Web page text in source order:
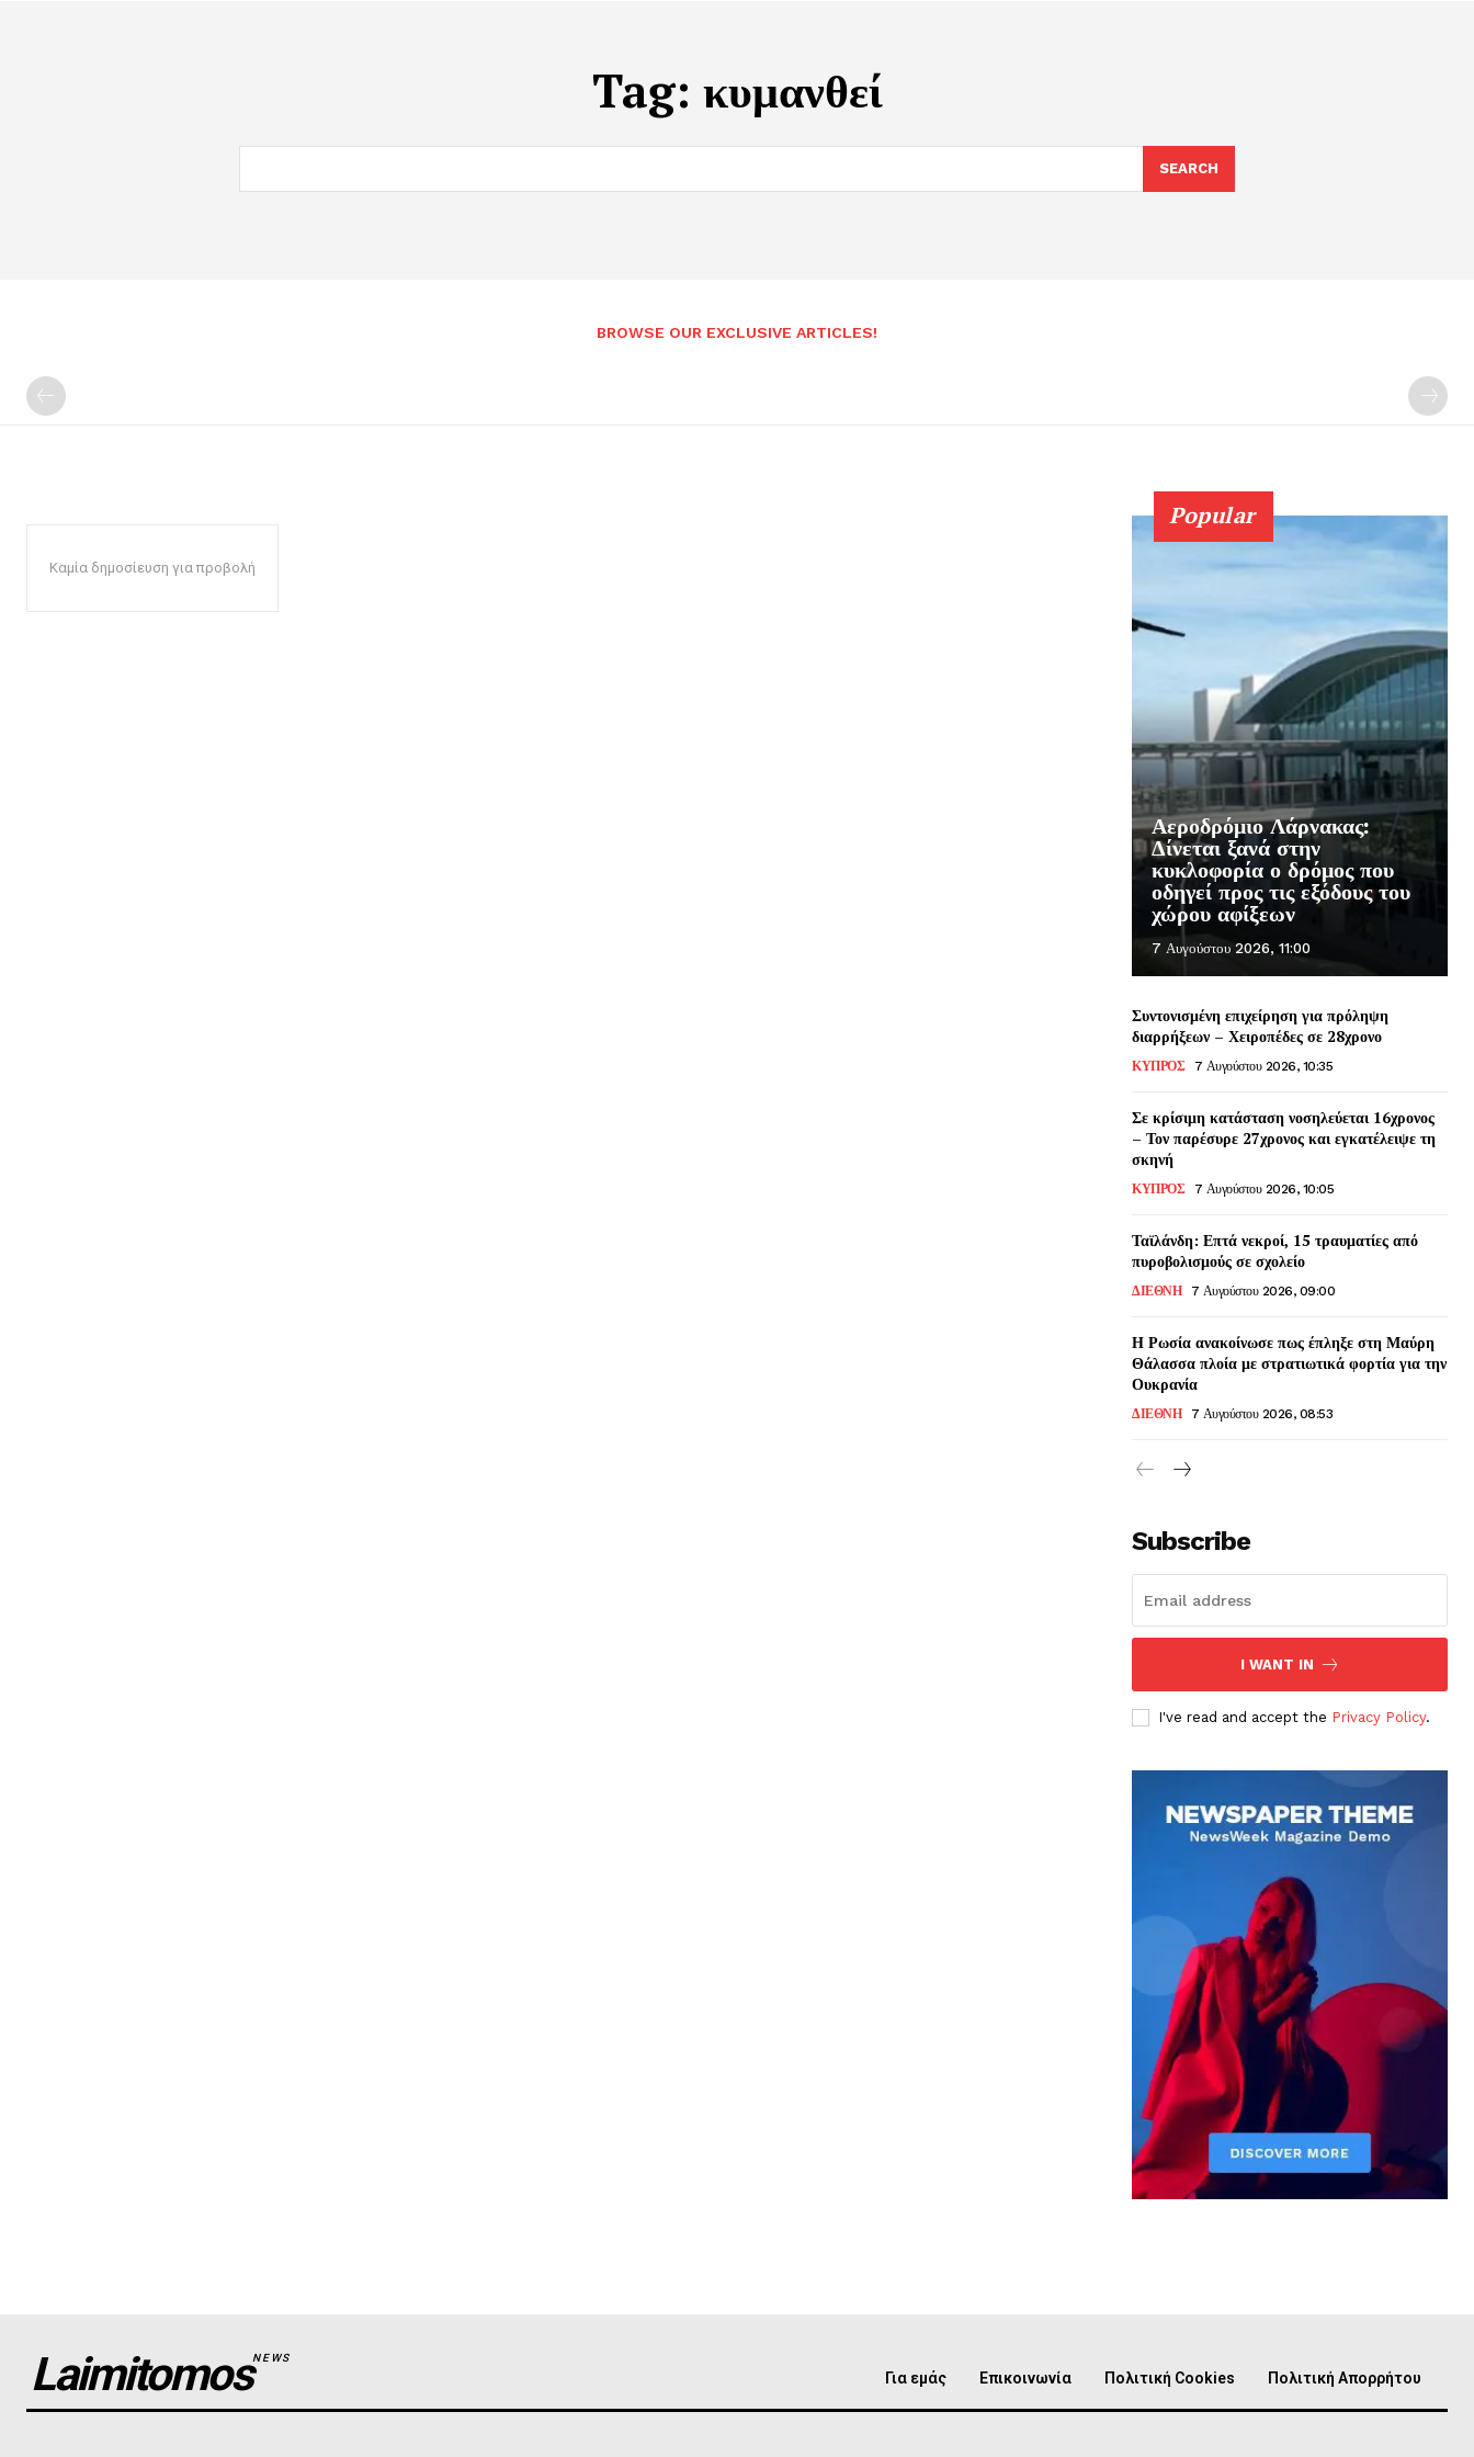
Tag: κυμανθεί
SEARCH
BROWSE OUR EXCLUSIVE ARTICLES!
Καμία δημοσίευση για προβολή
Popular
Αεροδρόμιο Λάρνακας:
Δίνεται ξανά στην
κυκλοφορία ο δρόμος που
οδηγεί προς τις εξόδους του
χώρου αφίξεων
7 Αυγούστου 2026, 11:00
Συντονισμένη επιχείρηση για πρόληψη
διαρρήξεων – Χειροπέδες σε 28χρονο
ΚΥΠΡΟΣ 7 Αυγούστου 2026, 10:35
Σε κρίσιμη κατάσταση νοσηλεύεται 16χρονος
– Τον παρέσυρε 27χρονος και εγκατέλειψε τη
σκηνή
ΚΥΠΡΟΣ 7 Αυγούστου 2026, 10:05
Ταϊλάνδη: Επτά νεκροί, 15 τραυματίες από
πυροβολισμούς σε σχολείο
ΔΙΕΘΝΗ 7 Αυγούστου 2026, 09:00
Η Ρωσία ανακοίνωσε πως έπληξε στη Μαύρη
Θάλασσα πλοία με στρατιωτικά φορτία για την
Ουκρανία
ΔΙΕΘΝΗ 7 Αυγούστου 2026, 08:53
Subscribe
I WANT IN
I've read and accept the Privacy Policy.
LaimitomosNEWS
Για εμάς Επικοινωνία Πολιτική Cookies Πολιτική Απορρήτου